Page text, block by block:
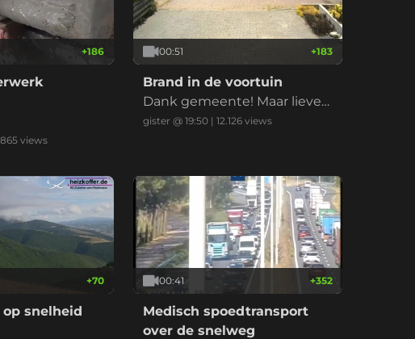
+186
views
00:51 +183
Brand in de voortuin
Dank gemeente! Maar liever
niet nu met de droogte
gister @ 19:50 |12.126 views
+70
snelheid
00:41 +352
Medisch spoedtransport
over de snelweg